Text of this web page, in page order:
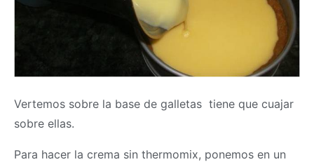
Vertemos sobre la base de galletas tiene que cuajar
sobre ellas.
Para hacer la crema sin thermomix, ponemos en un